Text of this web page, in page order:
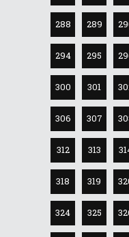
288 289
294 295
300 301
306 307
312 313
318 319
324 325